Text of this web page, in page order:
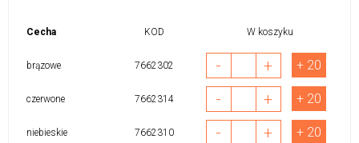
Cecha KOD W koszyku
brązowe 7662302 - + + 20
czerwone 7662314 - + + 20
niebieskie 7662310 - + + 20